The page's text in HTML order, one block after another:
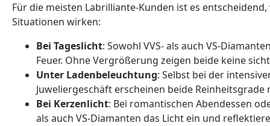
Für die meisten Labrilliante-Kunden ist es
Situationen wirken:
Bei Tageslicht: Sowohl VVS- als auch VS-
Feuer. Ohne Vergrößerung zeigen beide keine
Unter Ladenbeleuchtung: Selbst bei der
Juweliergeschäft erscheinen beide
Bei Kerzenlicht: Bei romantischen Abendessen
als auch VS-Diamanten das Licht ein und